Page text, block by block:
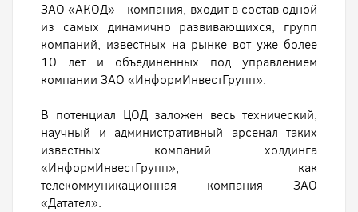
ЗАО «АКОД» - компания, входит в состав одной
из самых динамично развивающихся, групп
компаний, известных на рынке вот уже более
10 лет и объединенных под управлением
компании ЗАО «ИнформИнвестГрупп».
В потенциал ЦОД заложен весь технический,
научный и административный арсенал таких
известных компаний холдинга
«ИнформИнвестГрупп», как
телекоммуникационная компания ЗАО
«Датател».